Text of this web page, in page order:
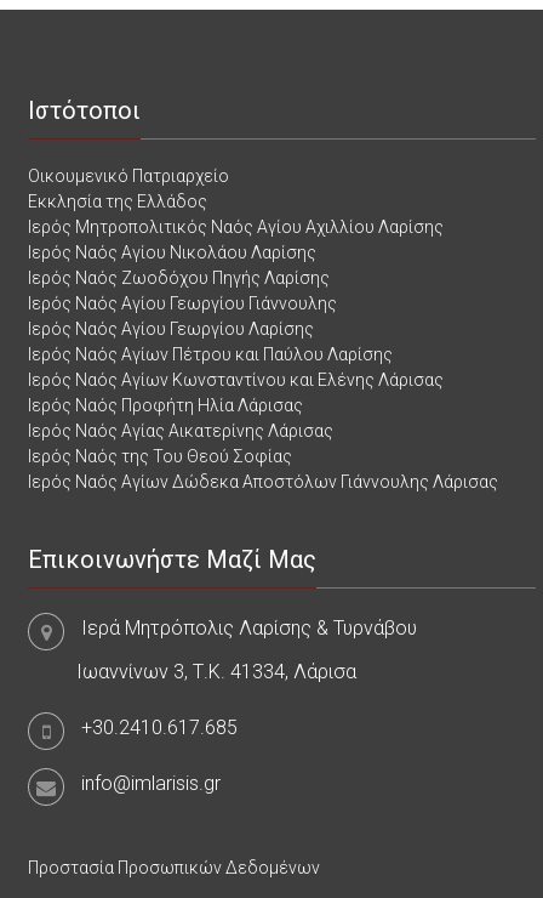
Ιστότοποι
Οικουμενικό Πατριαρχείο
Εκκλησία της Ελλάδος
Ιερός Μητροπολιτικός Ναός Αγίου Αχιλλίου Λαρίσης
Ιερός Ναός Αγίου Νικολάου Λαρίσης
Ιερός Ναός Ζωοδόχου Πηγής Λαρίσης
Ιερός Ναός Αγίου Γεωργίου Γιάννουλης
Ιερός Ναός Αγίου Γεωργίου Λαρίσης
Ιερός Ναός Αγίων Πέτρου και Παύλου Λαρίσης
Ιερός Ναός Αγίων Κωνσταντίνου και Ελένης Λάρισας
Ιερός Ναός Προφήτη Ηλία Λάρισας
Ιερός Ναός Αγίας Αικατερίνης Λάρισας
Ιερός Ναός της Του Θεού Σοφίας
Ιερός Ναός Αγίων Δώδεκα Αποστόλων Γιάννουλης Λάρισας
Επικοινωνήστε Μαζί Μας
Ιερά Μητρόπολις Λαρίσης & Τυρνάβου
Ιωαννίνων 3, Τ.Κ. 41334, Λάρισα
+30.2410.617.685
info@imlarisis.gr
Προστασία Προσωπικών Δεδομένων